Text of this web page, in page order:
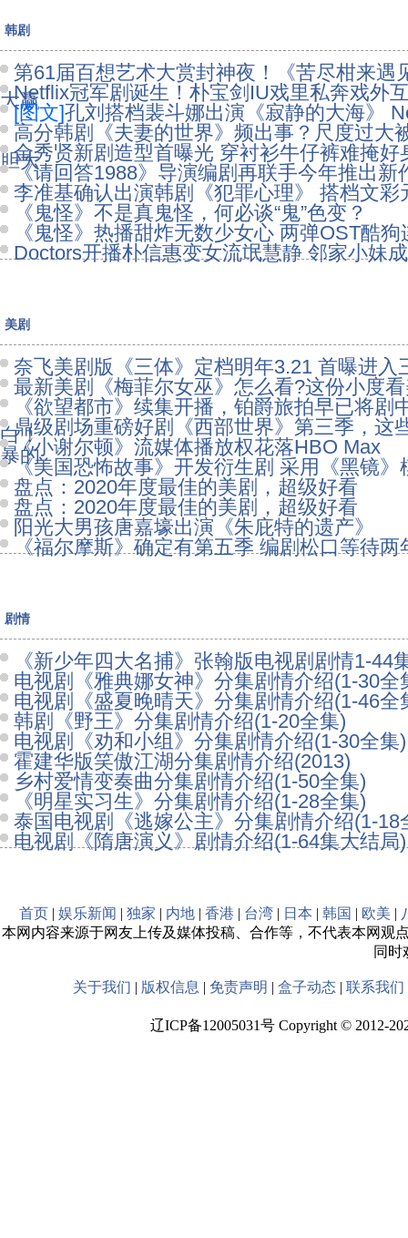
韩剧
第61届百想艺术大赏封神夜！《苦尽柑来遇
大赢
Netflix冠军剧诞生！朴宝剑IU戏里私奔戏外
[图文]孔刘搭档裴斗娜出演《寂静的大海》
高分韩剧《夫妻的世界》频出事？尺度过大
胆大
金秀贤新剧造型首曝光 穿衬衫牛仔裤难掩好
《请回答1988》导演编剧再联手今年推出新
李准基确认出演韩剧《犯罪心理》 搭档文彩
《鬼怪》不是真鬼怪，何必谈“鬼”色变？
《鬼怪》热播甜炸无数少女心 两弹OST酷狗
Doctors开播朴信惠变女流氓慧静 邻家小妹
美剧
奈飞美剧版《三体》定档明年3.21 首曝进入
最新美剧《梅菲尔女巫》怎么看?这份小度
《欲望都市》续集开播，铂爵旅拍早已将剧
白！
鼎级剧场重磅好剧《西部世界》第三季，这
暴的
《小谢尔顿》流媒体播放权花落HBO Max
《美国恐怖故事》开发衍生剧 采用《黑镜》
盘点：2020年度最佳的美剧，超级好看
盘点：2020年度最佳的美剧，超级好看
阳光大男孩唐嘉壕出演《朱庇特的遗产》
《福尔摩斯》确定有第五季 编剧松口等待两
剧情
《新少年四大名捕》张翰版电视剧剧情1-44
电视剧《雅典娜女神》分集剧情介绍(1-30全
电视剧《盛夏晚晴天》分集剧情介绍(1-46全
韩剧《野王》分集剧情介绍(1-20全集)
电视剧《劝和小组》分集剧情介绍(1-30全集)
霍建华版笑傲江湖分集剧情介绍(2013)
乡村爱情变奏曲分集剧情介绍(1-50全集)
《明星实习生》分集剧情介绍(1-28全集)
泰国电视剧《逃嫁公主》分集剧情介绍(1-18
电视剧《隋唐演义》剧情介绍(1-64集大结局)
首页| 娱乐新闻 | 独家 | 内地| 香港 | 台湾| 日本 | 韩国 | 欧美 |
本网内容来源于网友上传及媒体投稿、合作等，不代表本网观
同时
关于我们 | 版权信息 | 免责声明 | 盒子动态| 联系我们
辽ICP备12005031号 Copyright © 2012-